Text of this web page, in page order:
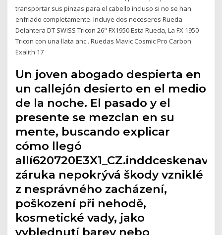
transportar sus pinzas para el cabello incluso si no se han
enfriado completamente. Incluye dos neceseres Rueda
Delantera DT SWISS Tricon 26" FX1950 Esta Rueda, La FX 1950
Tricon con una llata anc.. Ruedas Mavic Cosmic Pro Carbon
Exalith 17
Un joven abogado despierta en
un callejón desierto en el medio
de la noche. El pasado y el
presente se mezclan en su
mente, buscando explicar
cómo llegó
záruka nepokrývá škody vzniklé
z nesprávného zacházení,
poškození při nehodě,
kosmetické vady, jako
vyblednutí barev nebo